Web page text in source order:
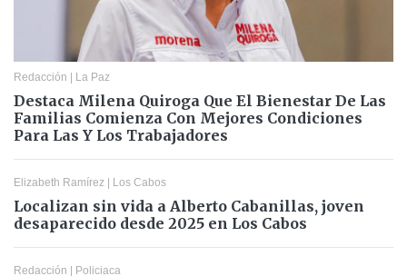
Redacción | La Paz
Destaca Milena Quiroga Que El Bienestar De Las
Familias Comienza Con Mejores Condiciones
Para Las Y Los Trabajadores
Elizabeth Ramírez | Los Cabos
Localizan sin vida a Alberto Cabanillas, joven
desaparecido desde 2025 en Los Cabos
Redacción | Policiaca